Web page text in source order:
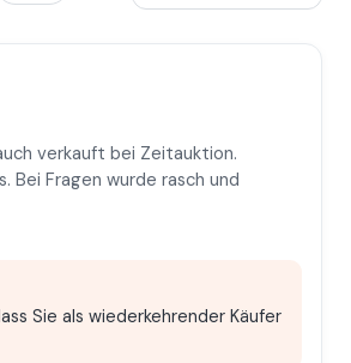
verkauft bei Zeitauktion.
Bei Fragen wurde rasch und
Sie als wiederkehrender Käufer